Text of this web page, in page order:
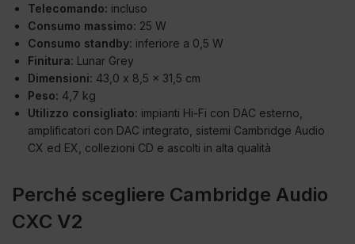
Telecomando: incluso
Consumo massimo: 25 W
Consumo standby: inferiore a 0,5 W
Finitura: Lunar Grey
Dimensioni: 43,0 x 8,5 x 31,5 cm
Peso: 4,7 kg
Utilizzo consigliato: impianti Hi-Fi con DAC esterno,
amplificatori con DAC integrato, sistemi Cambridge Audio
CX ed EX, collezioni CD e ascolti in alta qualità
Perché scegliere Cambridge Audio
CXC V2